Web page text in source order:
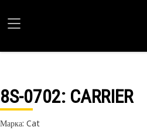
8S-0702: CARRIER
Марка: Cat